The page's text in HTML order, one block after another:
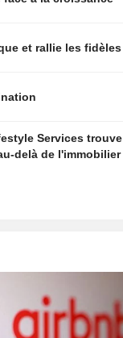
et rallie les fidèles
Services trouve
delà de l'immobilier